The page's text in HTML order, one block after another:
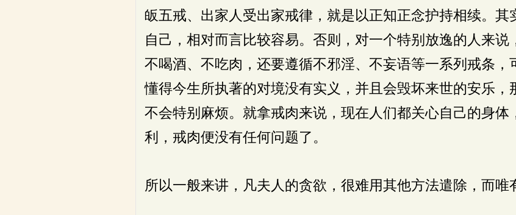
皈五戒、出家人受出家戒律，就是以正知正念护持相续。其
自己，相对而言比较容易。否则，对一个特别放逸的人来说
不喝酒、不吃肉，还要遵循不邪淫、不妄语等一系列戒条，
懂得今生所执著的对境没有实义，并且会毁坏来世的安乐，
不会特别麻烦。就拿戒肉来说，现在人们都关心自己的身体
利，戒肉便没有任何问题了。
所以一般来讲，凡夫人的贪欲，很难用其他方法遣除，而唯